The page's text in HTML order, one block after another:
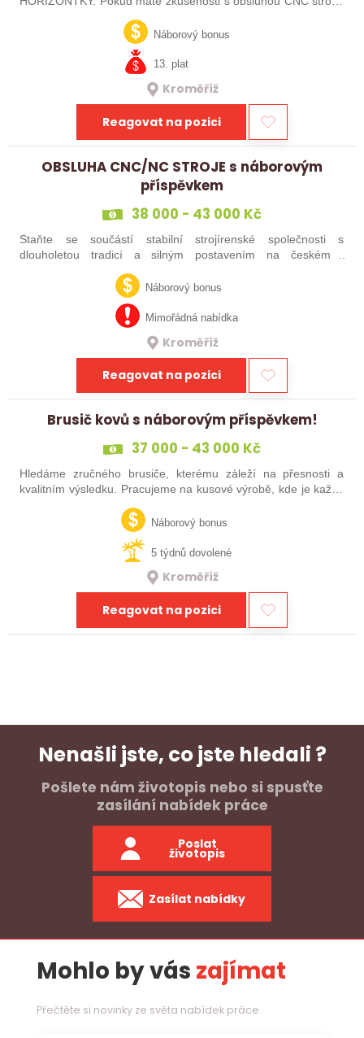
orientujete se ve výkresové dokumentaci a máte chuť naučit se
něco nového, pak jste ideálním…Náborový bonus
13. plat
Kroměříž
Reagovat na pozici
OBSLUHA CNC/NC STROJE s náborovým
příspěvkem
38 000 - 43 000 Kč
Staňte se součástí stabilní strojírenské společnosti s
dlouholetou tradicí a silným postavením na českém i
aktuálně obsazujeme více typů…
Náborový bonus
Mimořádná nabídka
Kroměříž
Reagovat na pozici
Brusič kovů s náborovým příspěvkem!
37 000 - 43 000 Kč
Hledáme zručného brusiče, kterému záleží na přesnosti a
kvalitním výsledku. Pracujeme na kusové výrobě, kde je každý
výrobek originál. Pokud už máš zkušenosti s broušením na
plocho nebo kulato – nebo…Náborový bonus
5 týdnů dovolené
Kroměříž
Reagovat na pozici
Nenašli jste, co jste hledali ?
Pošlete nám životopis nebo si spusťte
zasílání nabídek práce
Poslat
životopis
Zasílat nabídky
Mohlo by vás zajímat
Přečtěte si novinky ze světa nabídek práce